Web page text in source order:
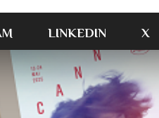
LINKEDIN X